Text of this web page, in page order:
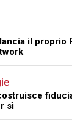
il proprio
sì